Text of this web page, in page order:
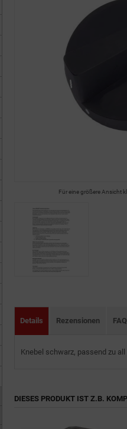
Für eine größere Ansicht
Details Rezensionen
Knebel schwarz, passend zu
DIESES PRODUKT IST Z.B.